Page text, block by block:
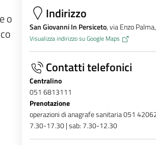
o
Indirizzo
San Giovanni In Persiceto, via Enzo
Visualizza indirizzo su Google Maps
Contatti telefonici
Centralino
051 6813111
Prenotazione
operazioni di anagrafe sanitaria 051
7.30-17.30 | sab: 7.30-12.30